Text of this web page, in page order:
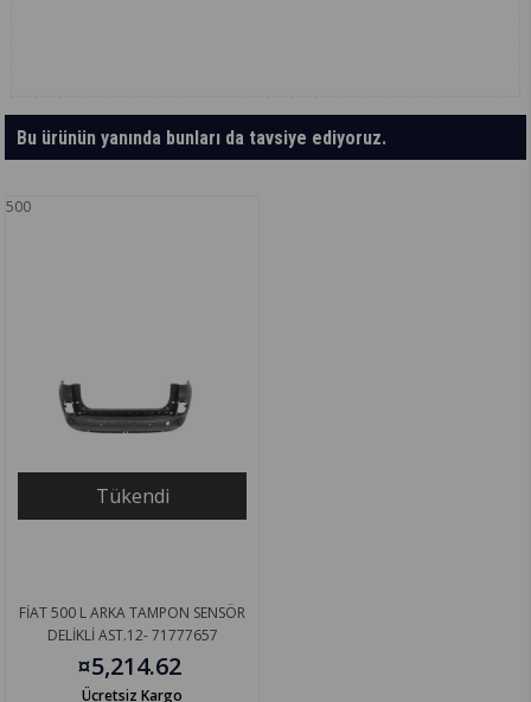
Bu ürünün yanında bunları da tavsiye ediyoruz.
500
Tükendi
FİAT 500 L ARKA TAMPON SENSÖR
DELİKLİ AST.12- 71777657
¤5,214.62
Ücretsiz Kargo